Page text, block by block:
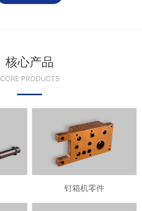
核心产品
CORE PRODUCTS
钉箱机零件